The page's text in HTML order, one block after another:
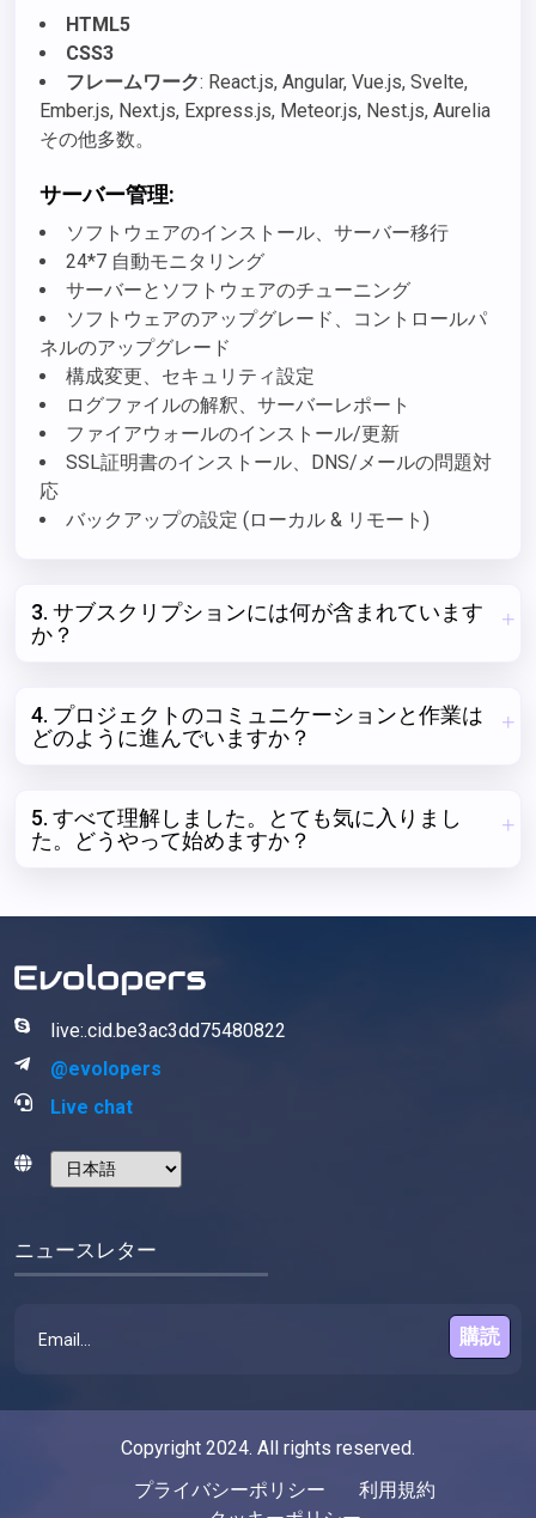
HTML5
CSS3
フレームワーク: React.js, Angular, Vue.js, Svelte,
Ember.js, Next.js, Express.js, Meteor.js, Nest.js, Aurelia
その他多数。
サーバー管理:
ソフトウェアのインストール、サーバー移行
24*7 自動モニタリング
サーバーとソフトウェアのチューニング
ソフトウェアのアップグレード、コントロールパ
ネルのアップグレード
構成変更、セキュリティ設定
ログファイルの解釈、サーバーレポート
ファイアウォールのインストール/更新
SSL証明書のインストール、DNS/メールの問題対
応
バックアップの設定 (ローカル & リモート)
3. サブスクリプションには何が含まれています
か？
4. プロジェクトのコミュニケーションと作業は
どのように進んでいますか？
5. すべて理解しました。とても気に入りまし
た。どうやって始めますか？
live:.cid.be3ac3dd75480822
@evolopers
Live chat
ニュースレター
購読
Copyright 2024. All rights reserved.
プライバシーポリシー
利用規約